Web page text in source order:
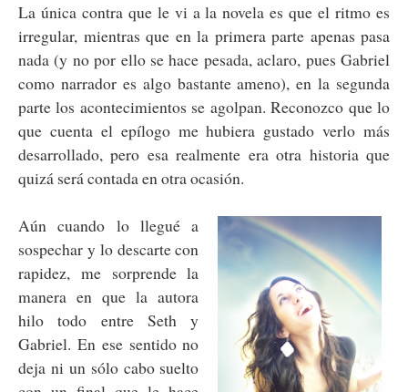
La única contra que le vi a la novela es que el ritmo es
irregular, mientras que en la primera parte apenas pasa
nada (y no por ello se hace pesada, aclaro, pues Gabriel
como narrador es algo bastante ameno), en la segunda
parte los acontecimientos se agolpan. Reconozco que lo
que cuenta el epílogo me hubiera gustado verlo más
desarrollado, pero esa realmente era otra historia que
quizá será contada en otra ocasión.
Aún cuando lo llegué a
sospechar y lo descarte con
rapidez, me sorprende la
manera en que la autora
hilo todo entre Seth y
Gabriel. En ese sentido no
deja ni un sólo cabo suelto